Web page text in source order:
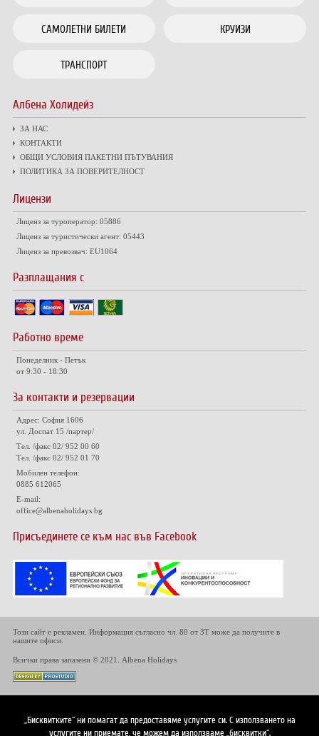
САМОЛЕТНИ БИЛЕТИ КРУИЗИ
ТРАНСПОРТ
Албена Холидейз
ЗА НАС
КОНТАКТИ
ОБЩИ УСЛОВИЯ ПАКЕТНИ ПЪТУВАНИЯ
ПОЛИТИКА ЗА ПОВЕРИТЕЛНОСТ
Лицензи
Лиценз за туроператор: 05886
Лиценз за туристически агент: 05443
Лиценз за превозвач: EU1064
Разплащания с
Работно време
Понеделник - Петък
от 9:30 - 18:30
За контакти и резервации
Адрес: София 1606
ул. Доспат 15 /партер/
Тел. /факс 02/ 952 00 60
Тел. /факс 02/ 952 01 70
Мобилен телефон:
0885 612065
E-mail:
office@albenaholidays.bg
Присъединете се към нас във Facebook
Този сайт е рекламен. Информация съгласно чл. 80 от ЗТ може да получите в
нашите офиси.
Всички права запазени © 2021. Albena Holidays
„Бисквитките“ ни помагат да предоставяме услугите си. С използването на
услугите ни приемате, че можем да използваме „бисквитки“.